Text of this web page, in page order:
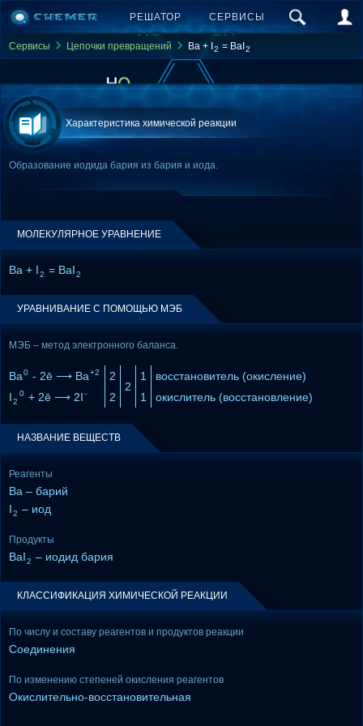
РЕШАТОР СЕРВИСЫ
Сервисы Цепочки превращений Ba + I 2 = BaI 2
Характеристика химической реакции
Образование иодида бария из бария и иода.
МОЛЕКУЛЯРНОЕ УРАВНЕНИЕ
Ba + I2 = BaI2
УРАВНИВАНИЕ С ПОМОЩЬЮ МЭБ
МЭБ – метод электронного баланса.
Ba0 - 2ē ⟶ Ba+2
2
2
1
восстановитель (окисление)
I2
0 + 2ē ⟶ 2I- 2 1 окислитель (восстановление)
НАЗВАНИЕ ВЕЩЕСТВ
Реагенты
Ba – барий
I2 – иод
Продукты
BaI2 – иодид бария
КЛАССИФИКАЦИЯ ХИМИЧЕСКОЙ РЕАКЦИИ
По числу и составу реагентов и продуктов реакции
Соединения
По изменению степеней окисления реагентов
Окислительно-восстановительная